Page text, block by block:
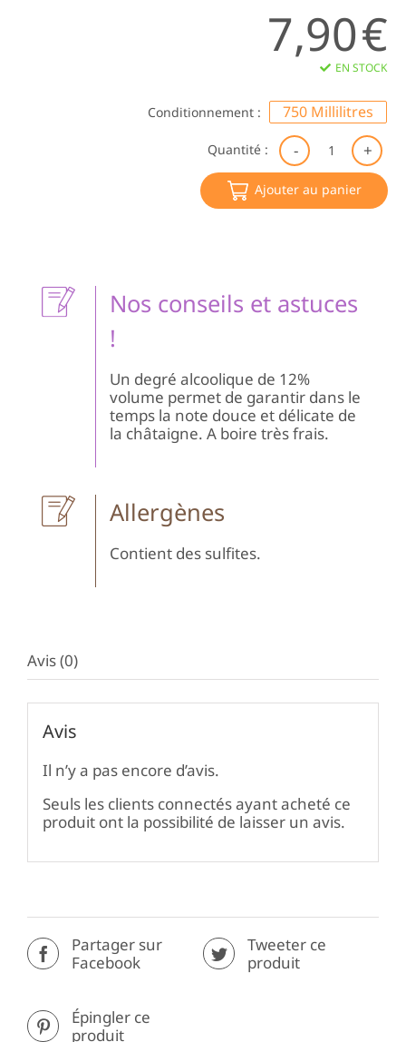
7,90€
EN STOCK
Conditionnement : 750 Millilitres
Quantité :
Ajouter au panier
Nos conseils et astuces
!
Un degré alcoolique de 12%
volume permet de garantir dans le
temps la note douce et délicate de
la châtaigne. A boire très frais.
Allergènes
Contient des sulfites.
Avis (0)
Avis
Il n’y a pas encore d’avis.
Seuls les clients connectés ayant acheté ce
produit ont la possibilité de laisser un avis.
Partager sur
Facebook
Tweeter ce
produit
Épingler ce
produit